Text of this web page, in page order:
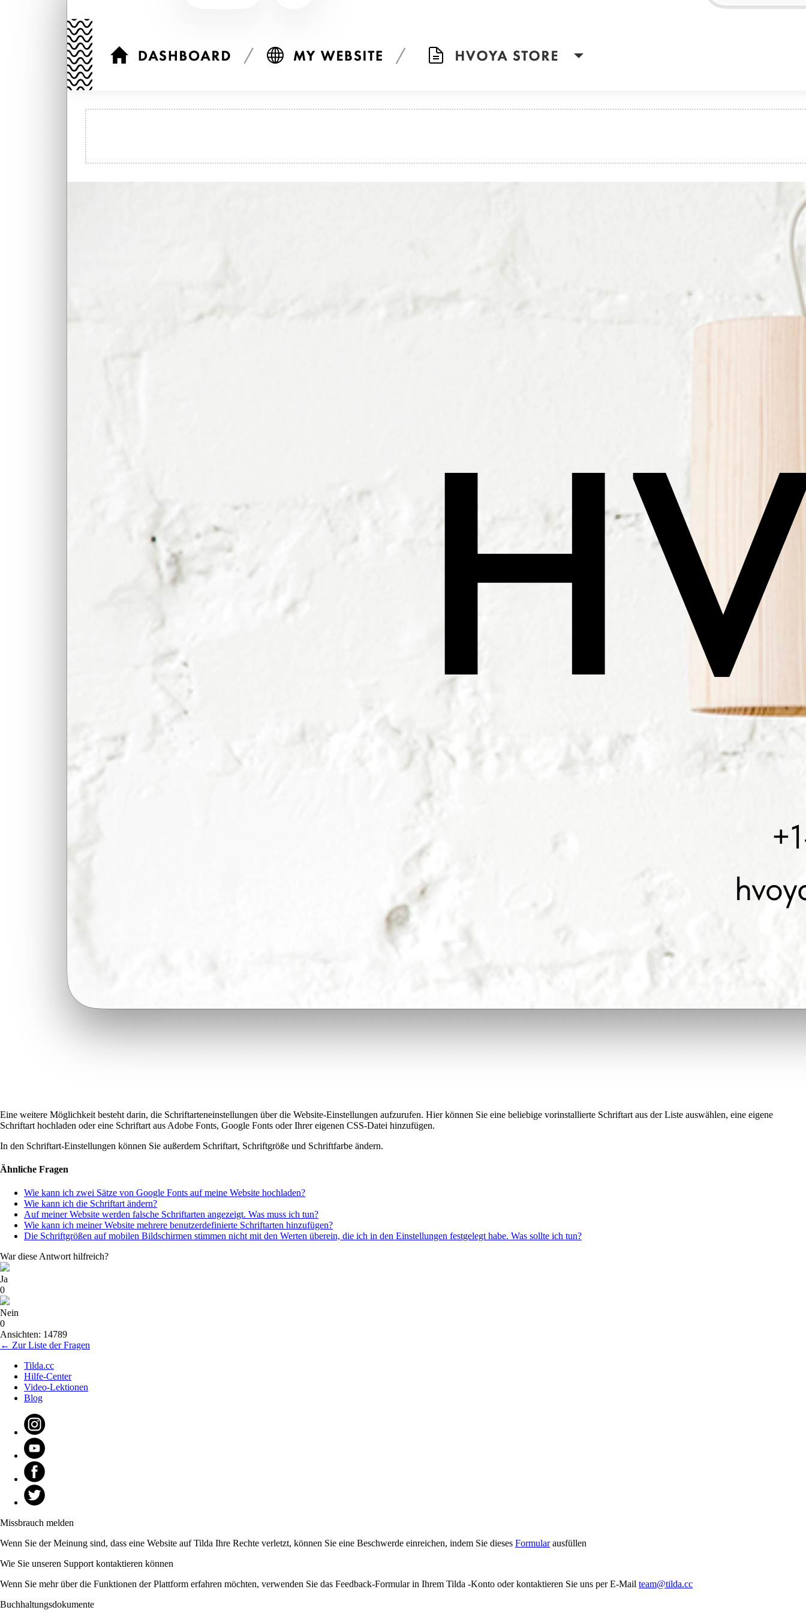
Eine weitere Möglichkeit besteht darin, die Schriftarteneinstellungen über die Website-Einstellungen aufzurufen. Hier können Sie eine beliebige vorinstallierte Schriftart aus der Liste auswählen, eine eigene
Schriftart hochladen oder eine Schriftart aus Adobe Fonts, Google Fonts oder Ihrer eigenen CSS-Datei hinzufügen.
In den Schriftart-Einstellungen können Sie außerdem Schriftart, Schriftgröße und Schriftfarbe ändern.
Ähnliche Fragen
Wie kann ich zwei Sätze von Google Fonts auf meine Website hochladen?
Wie kann ich die Schriftart ändern?
Auf meiner Website werden falsche Schriftarten angezeigt. Was muss ich tun?
Wie kann ich meiner Website mehrere benutzerdefinierte Schriftarten hinzufügen?
Die Schriftgrößen auf mobilen Bildschirmen stimmen nicht mit den Werten überein, die ich in den Einstellungen festgelegt habe. Was sollte ich tun?
War diese Antwort hilfreich?
Ja
0
Nein
0
Ansichten: 14789
← Zur Liste der Fragen
Tilda.cc
Hilfe-Center
Video-Lektionen
Blog
Missbrauch melden
Wenn Sie der Meinung sind, dass eine Website auf Tilda Ihre Rechte verletzt, können Sie eine Beschwerde einreichen, indem Sie dieses Formularausfüllen
Wie Sie unseren Support kontaktieren können
Wenn Sie mehr über die Funktionen der Plattform erfahren möchten, verwenden Sie das Feedback-Formular in Ihrem Tilda -Konto oder kontaktieren Sie uns per E-Mail team@tilda.cc
Buchhaltungsdokumente